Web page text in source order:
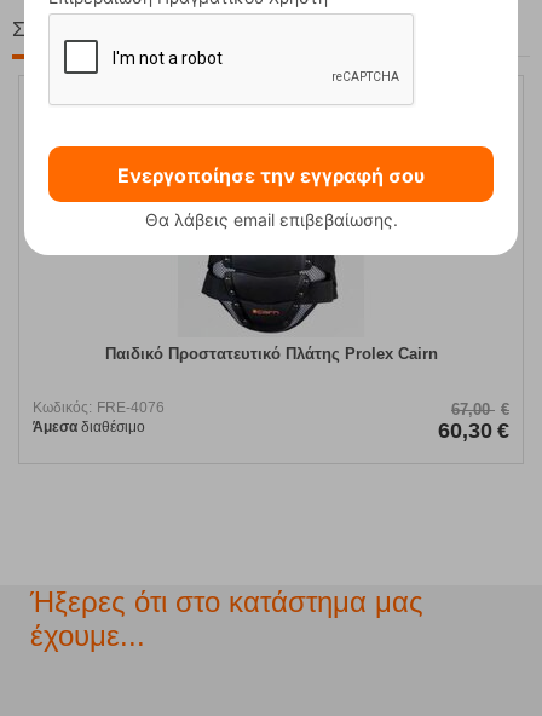
Στη ίδια Τιμή!
Παιδικό Προστατευτικό Πλάτης Prolex Cairn
Κωδικός: FRE-4076
Άμεσα διαθέσιμο
67,00 €
60,30 €
Ήξερες ότι στο κατάστημα μας
έχουμε...
Ενεργοποίησε την εγγραφή σου
Θα λάβεις email επιβεβαίωσης.